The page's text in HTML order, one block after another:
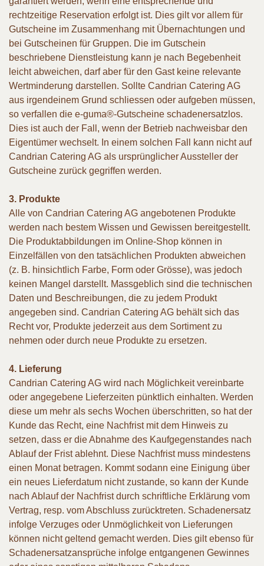
rechtzeitige Reservation erfolgt ist. Dies gilt vor allem für
Gutscheine im Zusammenhang mit Übernachtungen und
bei Gutscheinen für Gruppen. Die im Gutschein
beschriebene Dienstleistung kann je nach Begebenheit
leicht abweichen, darf aber für den Gast keine relevante
Wertminderung darstellen. Sollte Candrian Catering AG
aus irgendeinem Grund schliessen oder aufgeben müssen,
so verfallen die e-guma®-Gutscheine schadenersatzlos.
Dies ist auch der Fall, wenn der Betrieb nachweisbar den
Eigentümer wechselt. In einem solchen Fall kann nicht auf
Candrian Catering AG als ursprünglicher Aussteller der
Gutscheine zurück gegriffen werden.
3. Produkte
Alle von Candrian Catering AG angebotenen Produkte
werden nach bestem Wissen und Gewissen bereitgestellt.
Die Produktabbildungen im Online-Shop können in
Einzelfällen von den tatsächlichen Produkten abweichen
(z. B. hinsichtlich Farbe, Form oder Grösse), was jedoch
keinen Mangel darstellt. Massgeblich sind die technischen
Daten und Beschreibungen, die zu jedem Produkt
angegeben sind. Candrian Catering AG behält sich das
Recht vor, Produkte jederzeit aus dem Sortiment zu
nehmen oder durch neue Produkte zu ersetzen.
4. Lieferung
Candrian Catering AG wird nach Möglichkeit vereinbarte
oder angegebene Lieferzeiten pünktlich einhalten. Werden
diese um mehr als sechs Wochen überschritten, so hat der
Kunde das Recht, eine Nachfrist mit dem Hinweis zu
setzen, dass er die Abnahme des Kaufgegenstandes nach
Ablauf der Frist ablehnt. Diese Nachfrist muss mindestens
einen Monat betragen. Kommt sodann eine Einigung über
ein neues Lieferdatum nicht zustande, so kann der Kunde
nach Ablauf der Nachfrist durch schriftliche Erklärung vom
Vertrag, resp. vom Abschluss zurücktreten. Schadenersatz
infolge Verzuges oder Unmöglichkeit von Lieferungen
können nicht geltend gemacht werden. Dies gilt ebenso für
Schadenersatzansprüche infolge entgangenen Gewinnes